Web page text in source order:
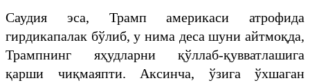
Саудия эса, Трамп америкаси атрофида
гирдикапалак бўлиб, у нима деса шуни айтмоқда,
Трампнинг яҳудларни қўллаб-қувватлашига
қарши чиқмаяпти. Аксинча, ўзига ўхшаган